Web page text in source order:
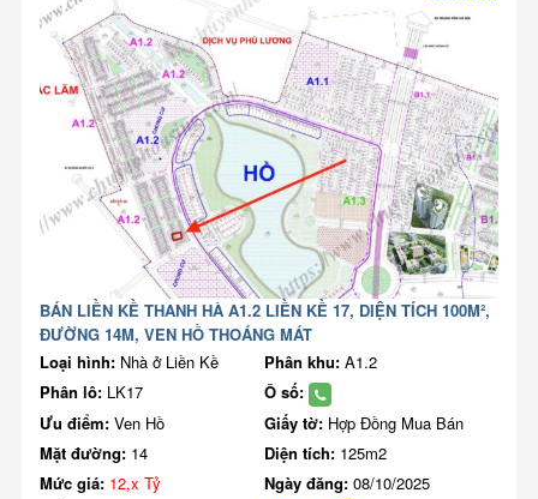
BÁN LIỀN KỀ THANH HÀ A1.2 LIỀN KỀ 17, DIỆN TÍCH 100M²,
ĐƯỜNG 14M, VEN HỒ THOÁNG MÁT
Loại hình: Nhà ở Liền Kề Phân khu: A1.2
Phân lô: LK17
Ô số:
Ưu điểm: Ven Hồ Giấy tờ: Hợp Đồng Mua Bán
Mặt đường: 14 Diện tích: 125m2
Mức giá: 12,x Tỷ Ngày đăng: 08/10/2025